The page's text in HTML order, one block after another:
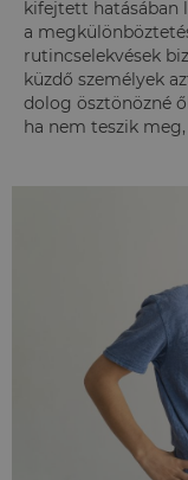
kifejtett hatásában
a
rutincselekvések
küzdő személyek
dolog ösztönözné
ha nem teszik